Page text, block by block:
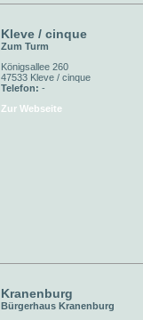
Kleve / cinque
Zum Turm
Königsallee 260
47533 Kleve / cinque
Telefon: -
Zur Webseite
Kranenburg
Bürgerhaus Kranenburg